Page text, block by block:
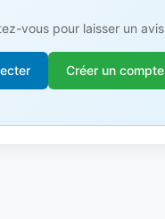
vous pour laisser un avis
Créer un compte